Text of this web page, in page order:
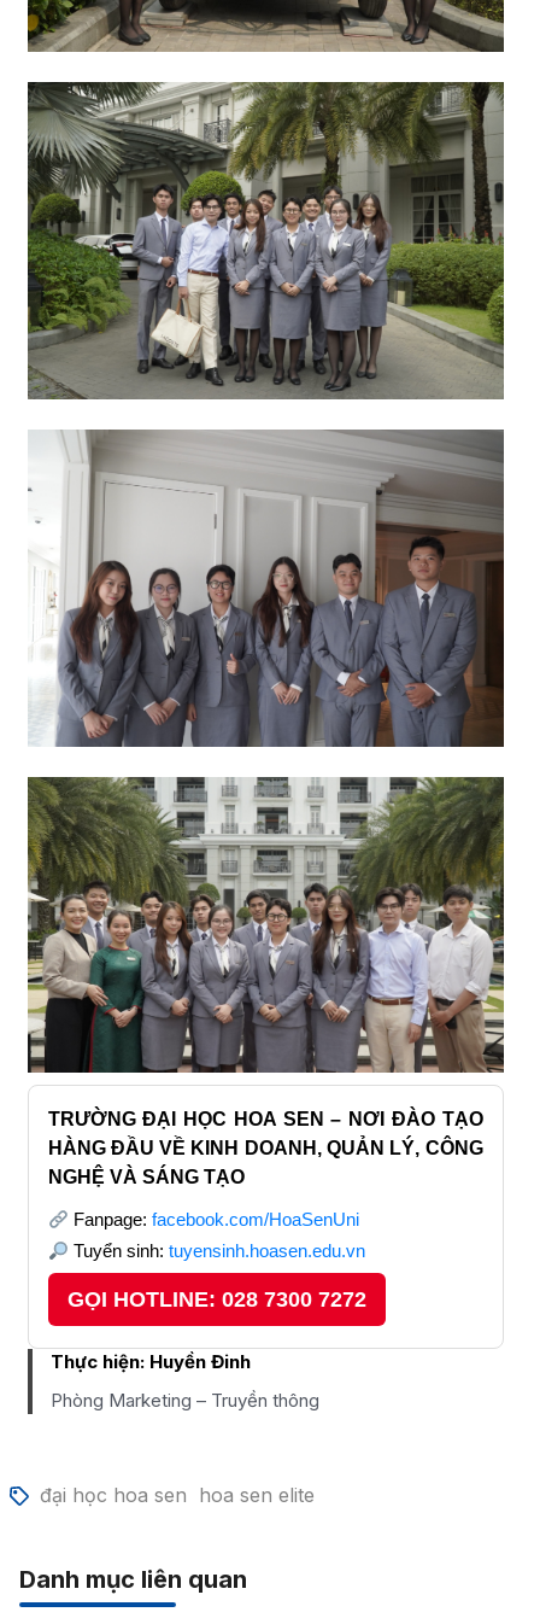
TRƯỜNG ĐẠI HỌC HOA SEN – NƠI ĐÀO TẠO
HÀNG ĐẦU VỀ KINH DOANH, QUẢN LÝ, CÔNG
NGHỆ VÀ SÁNG TẠO
Fanpage: facebook.com/HoaSenUni
Tuyển sinh: tuyensinh.hoasen.edu.vn
GỌI HOTLINE: 028 7300 7272
Thực hiện: Huyền Đinh
Phòng Marketing – Truyền thông
đại học hoa sen hoa sen elite
Danh mục liên quan